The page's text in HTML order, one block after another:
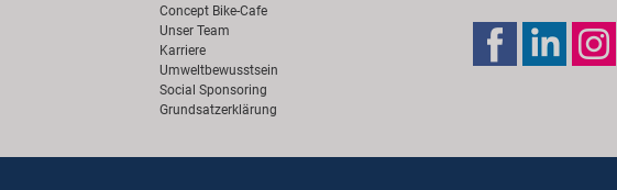
Concept Bike-Cafe
Unser Team
Karriere
Umweltbewusstsein
Social Sponsoring
Grundsatzerklärung